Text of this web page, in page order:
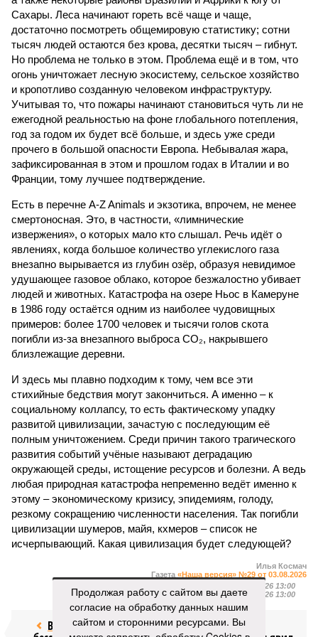
Сахары. Леса начинают гореть всё чаще и чаще,
достаточно посмотреть общемировую статистику; сотни
тысяч людей остаются без крова, десятки тысяч – гибнут.
Но проблема не только в этом. Проблема ещё и в том, что
огонь уничтожает лесную экосистему, сельское хозяйство
и кропотливо созданную человеком инфраструктуру.
Учитывая то, что пожары начинают становиться чуть ли не
ежегодной реальностью на фоне глобального потепления,
год за годом их будет всё больше, и здесь уже среди
прочего в большой опасности Европа. Небывалая жара,
зафиксированная в этом и прошлом годах в Италии и во
Франции, тому лучшее подтверждение.
Есть в перечне A-Z Animals и экзотика, впрочем, не менее
смертоносная. Это, в частности, «лимнические
извержения», о которых мало кто слышал. Речь идёт о
явлениях, когда большое количество углекислого газа
внезапно вырывается из глубин озёр, образуя невидимое
удушающее газовое облако, которое безжалостно убивает
людей и животных. Катастрофа на озере Ньос в Камеруне
в 1986 году остаётся одним из наиболее чудовищных
примеров: более 1700 человек и тысячи голов скота
погибли из-за внезапного выброса CO₂, накрывшего
близлежащие деревни.
И здесь мы плавно подходим к тому, чем все эти
стихийные бедствия могут закончиться. А именно – к
социальному коллапсу, то есть фактическому упадку
развитой цивилизации, зачастую с последующим её
полным уничтожением. Среди причин такого трагического
развития событий учёные называют деградацию
окружающей среды, истощение ресурсов и болезни. А ведь
любая природная катастрофа непременно ведёт именно к
этому – экономическому кризису, эпидемиям, голоду,
резкому сокращению численности населения. Так погибли
цивилизации шумеров, майя, кхмеров – список не
исчерпывающий. Какая цивилизация будет следующей?
Илья Космач
Газета «Наша версия» №29 от 03.08.2026
05.08.2026 13:00
Отредактировано:05.08.2026 13:00
Возраст Инфантино
Продолжая работу с сайтом вы даете
согласие на обработку данных нашим
сайтом и сторонними ресурсами. Вы